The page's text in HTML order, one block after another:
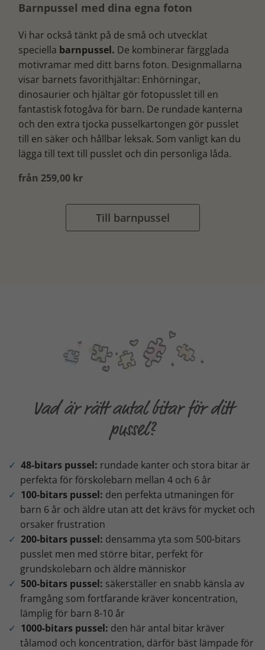
Barnpussel med dina egna foton
Vi har också tänkt på de små och utvecklat
speciella barnpussel. De kombinerar färgglada
motivramar med ditt barns foton. Designmallarna
visar barnets favorithjältar: Enhörningar,
dinosaurier och hjältar gör fotopusslet till en
fantastisk fotogåva för barn. De rundade kanterna
och den extra tjocka pusselkartongen gör pusslet
till en säker och hållbar leksak. Som vanligt kan du
lägga till text till pusslet och din personliga låda.
från 259,00 kr
Till barnpussel
Vad är rätt antal bitar för ditt
pussel?
48-bitars pussel: rundade kanter och stora bitar är
perfekta för förskolebarn mellan 4 och 6 år
100-bitars pussel: den perfekta utmaningen för
barn 6 år och äldre utan att det krävs för mycket och
orsaker frustration
200-bitars pussel: densamma yta som 500-bitars
pusslet men med större bitar, perfekt för
grundskolebarn och äldre människor
500-bitars pussel: säkerställer en snabb känsla av
framgång som fortfarande kräver koncentration,
lämplig för barn 8-10 år
1000-bitars pussel: den här antal bitar kräver
tålamod och koncentration, därför bäst lämpade för